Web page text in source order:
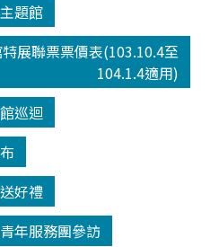
題館
展聯票票價表(103.10.4至
104.1.4適用)
巡迴
好禮
年服務團參訪